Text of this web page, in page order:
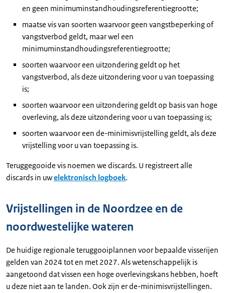
en geen minimuminstandhoudingsreferentiegrootte;
maatse vis van soorten waarvoor geen vangstbeperking of
vangstverbod geldt, maar wel een
minimuminstandhoudingsreferentiegrootte;
soorten waarvoor een uitzondering geldt op het
vangstverbod, als deze uitzondering voor u van toepassing
is;
soorten waarvoor een uitzondering geldt op basis van hoge
overleving, als deze uitzondering voor u van toepassing is;
soorten waarvoor een de-minimisvrijstelling geldt, als deze
vrijstelling voor u van toepassing is.
Teruggegooide vis noemen we discards. U registreert alle
discards in uwelektronisch logboek.
Vrijstellingen in de Noordzee en de
noordwestelijke wateren
De huidige regionale teruggooiplannen voor bepaalde visserijen
gelden van 2024 tot en met 2027. Als wetenschappelijk is
aangetoond dat vissen een hoge overlevingskans hebben, hoeft
u deze niet aan te landen. Ook zijn er de-minimisvrijstellingen.